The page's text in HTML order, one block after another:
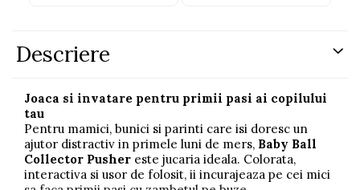
Descriere
Joaca si invatare pentru primii pasi ai copilului
tau
Pentru mamici, bunici si parinti care isi doresc un
ajutor distractiv in primele luni de mers, Baby Ball
Collector Pusher este jucaria ideala. Colorata,
interactiva si usor de folosit, ii incurajeaza pe cei mici